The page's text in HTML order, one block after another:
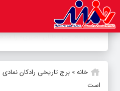
-
خانه» برج تاریخی رادکان نمادی
است